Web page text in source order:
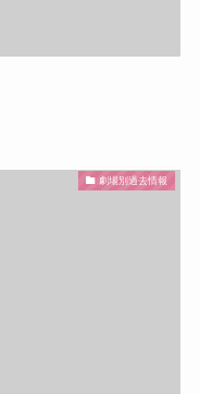
劇場別過去情報